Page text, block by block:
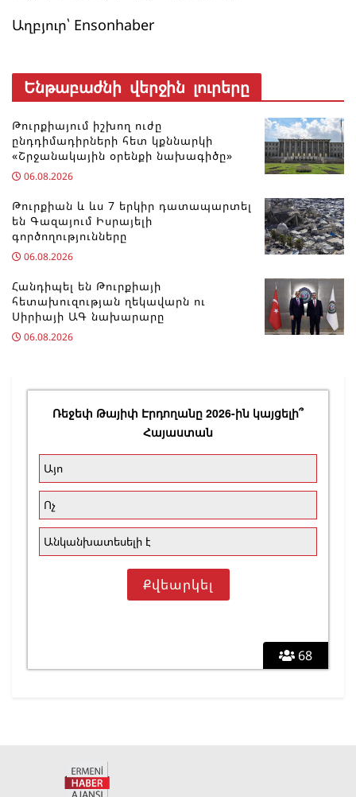
Աղբյուր՝ Ensonhaber
Ենթաբաժնի վերջին լուրերը
Թուրքիայում իշխող ուժը
ընդդիմադիրների հետ կքննարկի
«Շրջանակային օրենքի նախագիծը»
06.08.2026
Թուրքիան և ևս 7 երկիր դատապարտել
են Գազայում Իսրայելի
գործողությունները
06.08.2026
Հանդիպել են Թուրքիայի
հետախուզության ղեկավարն ու
Սիրիայի ԱԳ նախարարը
06.08.2026
68
Ռեջեփ Թայիփ Էրդողանը 2026-ին կայցելի՞
Հայաստան
Այո
Ոչ
Անկանխատեսելի է